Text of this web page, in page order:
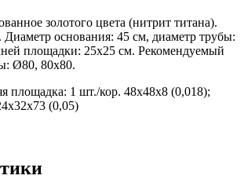
золотого цвета (нитрит титана).
основания: 45 см, диаметр трубы:
площадки: 25х25 см. Рекомендуемый
Ø80, 80х80.
площадка: 1 шт./кор. 48х48х8 (0,018);
(0,05)